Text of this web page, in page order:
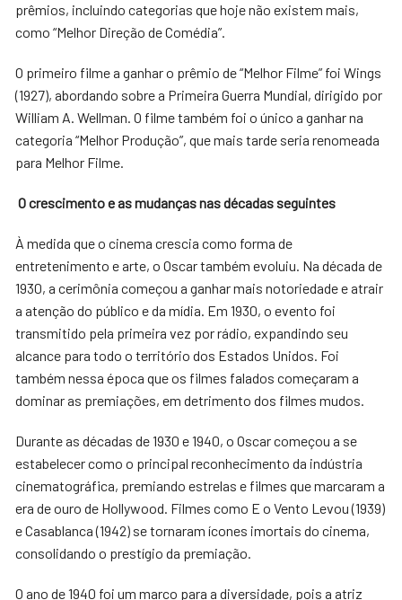
prêmios, incluindo categorias que hoje não existem mais,
como “Melhor Direção de Comédia”.
O primeiro filme a ganhar o prêmio de “Melhor Filme” foi Wings
(1927), abordando sobre a Primeira Guerra Mundial, dirigido por
William A. Wellman. O filme também foi o único a ganhar na
categoria “Melhor Produção”, que mais tarde seria renomeada
para Melhor Filme.
O crescimento e as mudanças nas décadas seguintes
À medida que o cinema crescia como forma de
entretenimento e arte, o Oscar também evoluiu. Na década de
1930, a cerimônia começou a ganhar mais notoriedade e atrair
a atenção do público e da mídia. Em 1930, o evento foi
transmitido pela primeira vez por rádio, expandindo seu
alcance para todo o território dos Estados Unidos. Foi
também nessa época que os filmes falados começaram a
dominar as premiações, em detrimento dos filmes mudos.
Durante as décadas de 1930 e 1940, o Oscar começou a se
estabelecer como o principal reconhecimento da indústria
cinematográfica, premiando estrelas e filmes que marcaram a
era de ouro de Hollywood. Filmes como E o Vento Levou (1939)
e Casablanca (1942) se tornaram ícones imortais do cinema,
consolidando o prestígio da premiação.
O ano de 1940 foi um marco para a diversidade, pois a atriz